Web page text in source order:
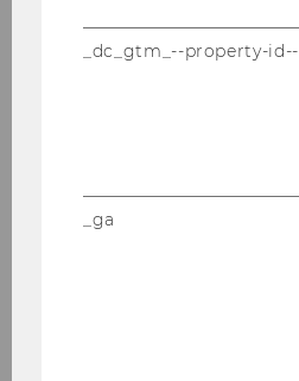
_dc_gtm_--property-id--
_ga